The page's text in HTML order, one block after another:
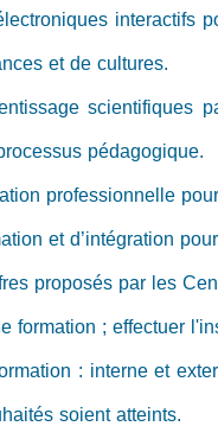
interactifs
et de cultures.
scientifiques
pédagogique.
professionnelle
et d’intégration
proposés par les
formation ; effectuer
: interne et
soient atteints.